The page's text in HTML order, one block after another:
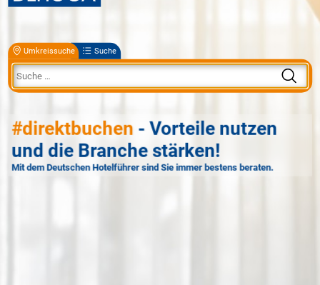
Umkreissuche Suche
#direktbuchen - Vorteile nutzen
und die Branche stärken!
Mit dem Deutschen Hotelführer sind Sie immer bestens beraten.